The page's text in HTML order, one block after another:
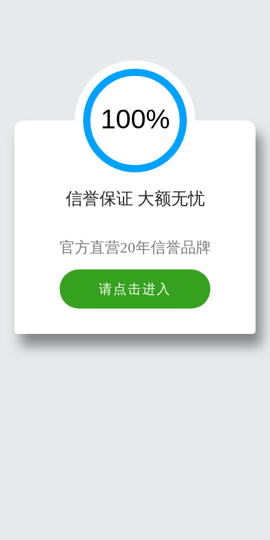
信誉保证 大额无忧
官方直营20年信誉品牌
请点击进入